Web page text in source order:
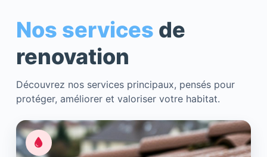
Nos services de
renovation
Découvrez nos services principaux, pensés pour
protéger, améliorer et valoriser votre habitat.